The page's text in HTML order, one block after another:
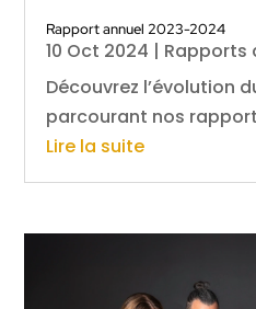
Rapport annuel 2023-2024
10 Oct 2024 | Rapports
Découvrez l’évolution
parcourant nos
Lire la suite